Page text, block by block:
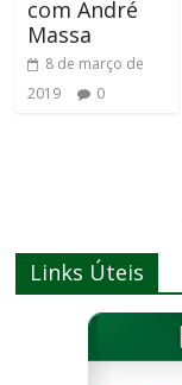
com André
Massa
8 de março de
2019
0
Links Úteis